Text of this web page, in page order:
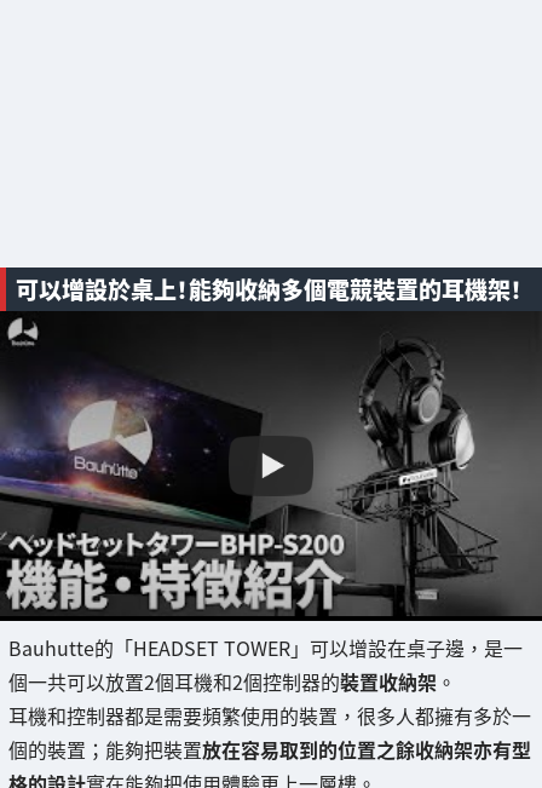
可以增設於桌上！能夠收納多個電競裝置的耳機架！
Bauhutte的「HEADSET TOWER」可以增設在桌子邊，是一
個一共可以放置2個耳機和2個控制器的裝置收納架 。
耳機和控制器都是需要頻繁使用的裝置，很多人都擁有多於一
個的裝置；能夠把裝置放在容易取到的位置之餘收納架亦有型